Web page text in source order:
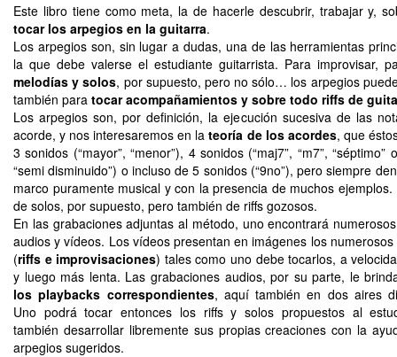
Este libro tiene como meta, la de hacerle descubrir, trabajar y,
tocar los arpegios en la guitarra.
Los arpegios son, sin lugar a dudas, una de las herramientas
la que debe valerse el estudiante guitarrista. Para improvisar,
melodías y solos, por supuesto, pero no sólo… los arpegios
también para tocar acompañamientos y sobre todo riffs de
Los arpegios son, por definición, la ejecución sucesiva de las
acorde, y nos interesaremos en lateoría de los acordes, que
3 sonidos (“mayor”, “menor”), 4 sonidos (“maj7”, “m7”, “séptimo”
“semi disminuido”) o incluso de 5 sonidos (“9no”), pero siempre
marco puramente musical y con la presencia de muchos ejemplos.
de solos, por supuesto, pero también de riffs gozosos.
En las grabaciones adjuntas al método, uno encontrará
audios y vídeos. Los vídeos presentan en imágenes los numerosos
(riffs e improvisaciones) tales como uno debe tocarlos, a
y luego más lenta. Las grabaciones audios, por su parte, le
los playbacks correspondientes, aquí también en dos aires
Uno podrá tocar entonces los riffs y solos propuestos al
también desarrollar libremente sus propias creaciones con la
arpegios sugeridos.